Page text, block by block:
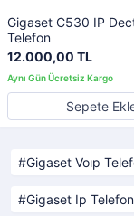
Gigaset C530 IP
Telefon
12.000,00 TL
Sepete
Gigaset Voıp
Gigaset Ip Telefon